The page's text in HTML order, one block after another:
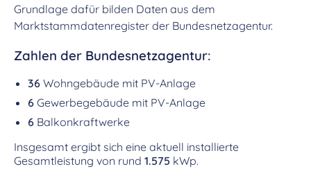
Grundlage dafür bilden Daten aus dem
Marktstammdatenregister der Bundesnetzagentur.
Zahlen der Bundesnetzagentur:
36 Wohngebäude mit PV-Anlage
6 Gewerbegebäude mit PV-Anlage
6 Balkonkraftwerke
Insgesamt ergibt sich eine aktuell installierte
Gesamtleistung von rund 1.575 kWp.